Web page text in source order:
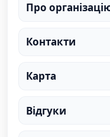
Про
Контакти
Карта
Відгуки